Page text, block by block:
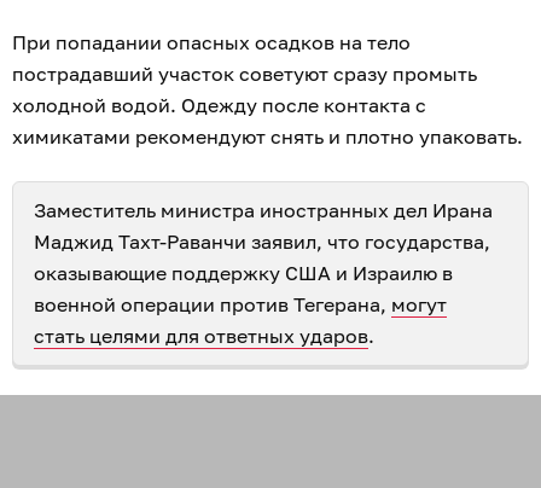
При попадании опасных осадков на тело
пострадавший участок советуют сразу промыть
холодной водой. Одежду после контакта с
химикатами рекомендуют снять и плотно упаковать.
Заместитель министра иностранных дел Ирана
Маджид Тахт-Раванчи заявил, что государства,
оказывающие поддержку США и Израилю в
военной операции против Тегерана, могут
стать целями для ответных ударов.